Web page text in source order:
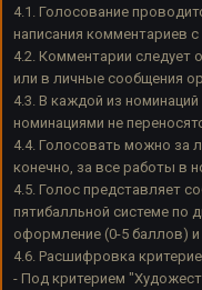
4.1. Голосование
написания комментариев с
4.2. Комментарии следует
или в личные сообщения
4.3. В каждой из
номинациями не
4.4. Голосовать можно за
конечно, за все работы в
4.5. Голос представляет
пятибалльной системе по
оформление (0-5 баллов) и
4.6. Расшифровка
- Под критерием